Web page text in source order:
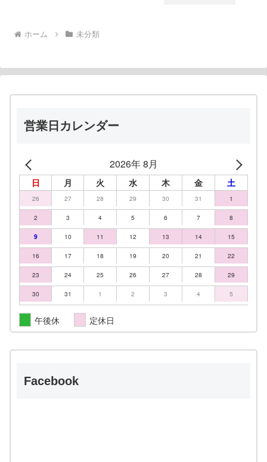
ホーム 未分類
営業日カレンダー
2026年 8月
日 月 火 水 木 金 土
26 27 28 29 30 31 1
2 3 4 5 6 7 8
9 10 11 12 13 14 15
16 17 18 19 20 21 22
23 24 25 26 27 28 29
30 31 1 2 3 4 5
午後休 定休日
Facebook